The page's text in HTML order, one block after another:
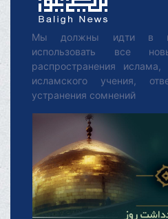
Мы должны идти в
использовать все
распространения
исламского учения,
устранения сомнений